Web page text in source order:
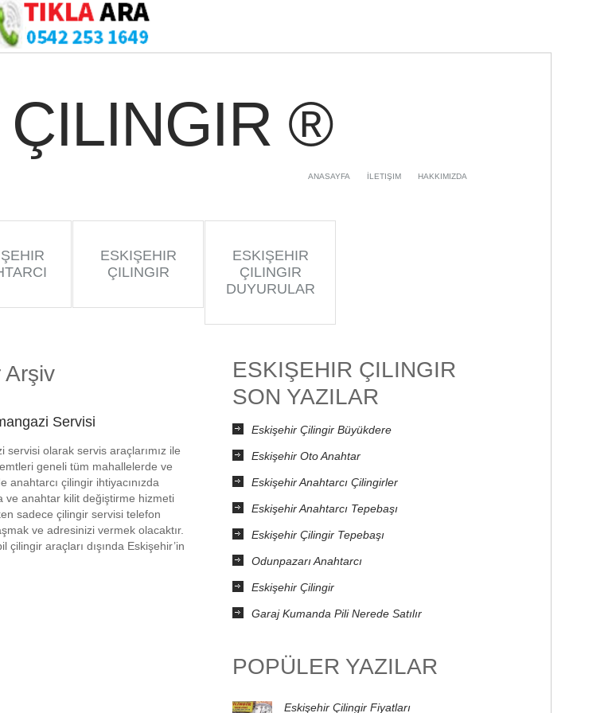
®
ANASAYFA İLETIŞIM HAKKIMIZDA
ESKIŞEHIR
ÇILINGIR
ESKIŞEHIR
ÇILINGIR
DUYURULAR
Arşiv
Servisi
servisi olarak servis araçlarımız ile
geneli tüm mahallelerde ve
anahtarcı çilingir ihtiyacınızda
ve anahtar kilit değiştirme hizmeti
sadece çilingir servisi telefon
ve adresinizi vermek olacaktır.
çilingir araçları dışında Eskişehir’in
ESKIŞEHIR ÇILINGIR
SON YAZILAR
Eskişehir Çilingir Büyükdere
Eskişehir Oto Anahtar
Eskişehir Anahtarcı Çilingirler
Eskişehir Anahtarcı Tepebaşı
Eskişehir Çilingir Tepebaşı
Odunpazarı Anahtarcı
Eskişehir Çilingir
Garaj Kumanda Pili Nerede Satılır
POPÜLER YAZILAR
Eskişehir Çilingir Fiyatları